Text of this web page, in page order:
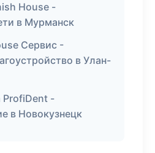
House -
в Мурманск
Сервис -
в Улан-
ProfiDent -
в Новокузнецк